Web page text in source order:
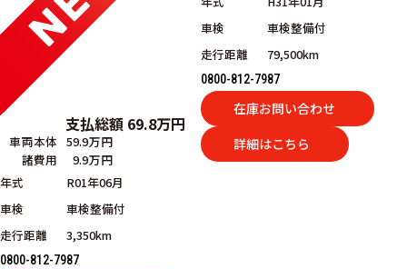
支払総額 69.8万円
車両本体 59.9万円
諸費用
9.9万円
年式
R01年06月
車検
車検整備付
走行距離
3,350km
0800-812-7987
車検
車検整備付
走行距離
79,500km
0800-812-7987
在庫お問い合わせ
詳細はこちら